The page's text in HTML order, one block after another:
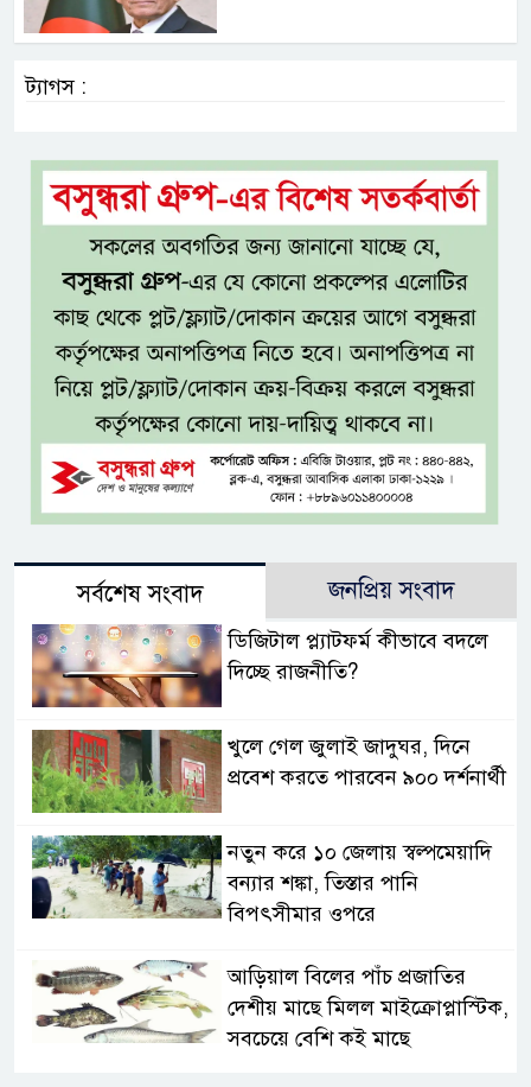
ট্যাগস :
সর্বশেষ সংবাদ জনপ্রিয় সংবাদ
ডিজিটাল প্ল্যাটফর্ম কীভাবে বদলে
দিচ্ছে রাজনীতি?
খুলে গেল জুলাই জাদুঘর, দিনে
প্রবেশ করতে পারবেন ৯০০ দর্শনার্থী
নতুন করে ১০ জেলায় স্বল্পমেয়াদি
বন্যার শঙ্কা, তিস্তার পানি
বিপৎসীমার ওপরে
আড়িয়াল বিলের পাঁচ প্রজাতির
দেশীয় মাছে মিলল মাইক্রোপ্লাস্টিক,
সবচেয়ে বেশি কই মাছে